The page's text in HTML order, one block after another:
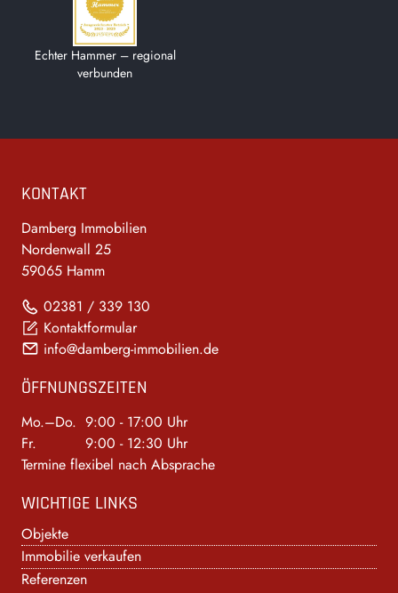
Echter Hammer – regional
verbunden
Footer
KONTAKT
Damberg Immobilien
Nordenwall 25
59065 Hamm
02381 / 339 130
Kontaktformular
info@damberg-immobilien.de
ÖFFNUNGSZEITEN
Mo.–Do. 9:00 - 17:00 Uhr
Fr.
9:00 - 12:30 Uhr
Termine flexibel nach Absprache
WICHTIGE LINKS
Objekte
Immobilie verkaufen
Referenzen